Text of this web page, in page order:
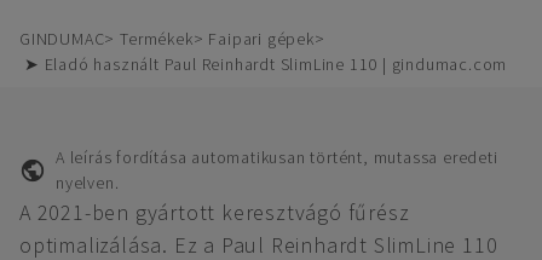
GINDUMAC Termékek
Faipari gépek
➤ Eladó használt Paul Reinhardt SlimLine 110 | gindumac.com
A leírás fordítása automatikusan történt, mutassa eredeti
nyelven.
A 2021-ben gyártott keresztvágó fűrész
optimalizálása. Ez a Paul Reinhardt SlimLine 110